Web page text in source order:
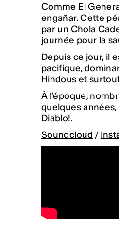
Comme El
engañar. Cette
par un Chola
journée pour la
Depuis ce jour, il
pacifique,
Hindous et
À l’époque,
quelques années,
Diablo!.
Soundcloud /